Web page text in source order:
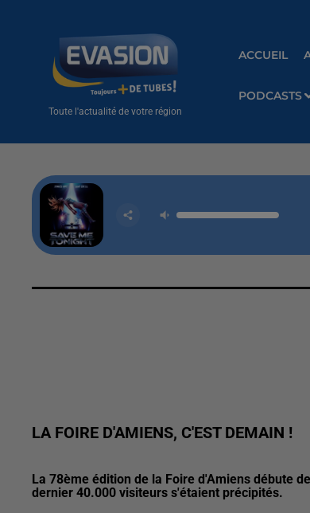
Toute l'actualité de votre région
ACCUEIL
PODCASTS
LA FOIRE D'AMIENS, C'EST DEMAIN !
La 78ème édition de la Foire d'Amiens débute
dernier 40.000 visiteurs s'étaient précipités.